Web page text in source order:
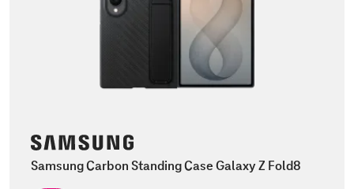
Samsung Carbon Standing Case Galaxy Z Fold8